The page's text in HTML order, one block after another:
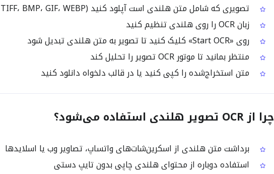
تصویری که شامل متن هلندی است آپلود کنید (JPG، PNG، TIFF، BMP، GIF، WEBP)
زبان OCR را روی هلندی تنظیم کنید
روی «Start OCR» کلیک کنید تا تصویر به متن هلندی تبدیل شود
منتظر بمانید تا موتور OCR تصویر را تحلیل کند
متن استخراج‌شده را کپی کنید یا در قالب دلخواه دانلود کنید
چرا از OCR تصویر هلندی استفاده می‌شود؟
برداشت متن هلندی از اسکرین‌شات‌های واتساپ، تصاویر وب یا اسلایدها
استفاده دوباره از محتوای هلندی چاپی بدون تایپ دستی